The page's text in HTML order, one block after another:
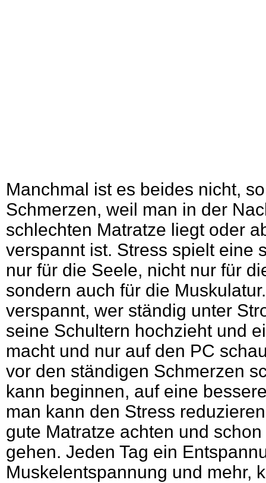
Manchmal ist es beides nicht,
Schmerzen, weil man in der
schlechten Matratze liegt oder
verspannt ist. Stress spielt eine
nur für die Seele, nicht nur für
sondern auch für die
verspannt, wer ständig unter
seine Schultern hochzieht und
macht und nur auf den PC
vor den ständigen Schmerzen
kann beginnen, auf eine
man kann den Stress
gute Matratze achten und
gehen. Jeden Tag ein
Muskelentspannung und mehr,